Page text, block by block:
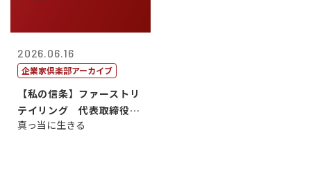
2026.06.16
企業家倶楽部アーカイブ
【私の信条】ファーストリ
テイリング 代表取締役会
長兼社長 柳...
真っ当に生きる